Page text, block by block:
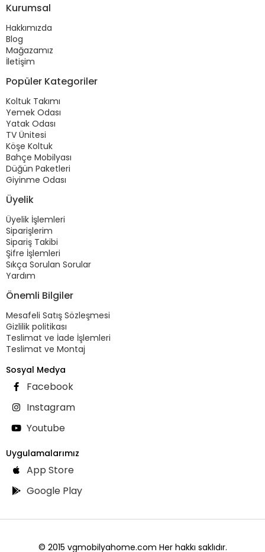
Kurumsal
Hakkımızda
Blog
Mağazamız
İletişim
Popüler Kategoriler
Koltuk Takımı
Yemek Odası
Yatak Odası
TV Ünitesi
Köşe Koltuk
Bahçe Mobilyası
Düğün Paketleri
Giyinme Odası
Üyelik
Üyelik İşlemleri
Siparişlerim
Sipariş Takibi
Şifre İşlemleri
Sıkça Sorulan Sorular
Yardım
Önemli Bilgiler
Mesafeli Satış Sözleşmesi
Gizlilik politikası
Teslimat ve İade İşlemleri
Teslimat ve Montaj
Sosyal Medya
Facebook
Instagram
Youtube
Uygulamalarımız
App Store
Google Play
© 2015 vgmobilyahome.com Her hakkı saklıdır.